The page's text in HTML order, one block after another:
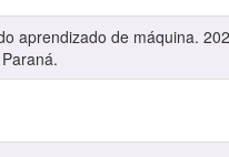
aprendizado de máquina.